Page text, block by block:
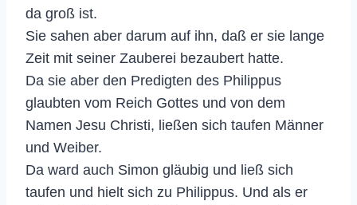
da groß ist.
Sie sahen aber darum auf ihn, daß er sie lange
Zeit mit seiner Zauberei bezaubert hatte.
Da sie aber den Predigten des Philippus
glaubten vom Reich Gottes und von dem
Namen Jesu Christi, ließen sich taufen Männer
und Weiber.
Da ward auch Simon gläubig und ließ sich
taufen und hielt sich zu Philippus. Und als er